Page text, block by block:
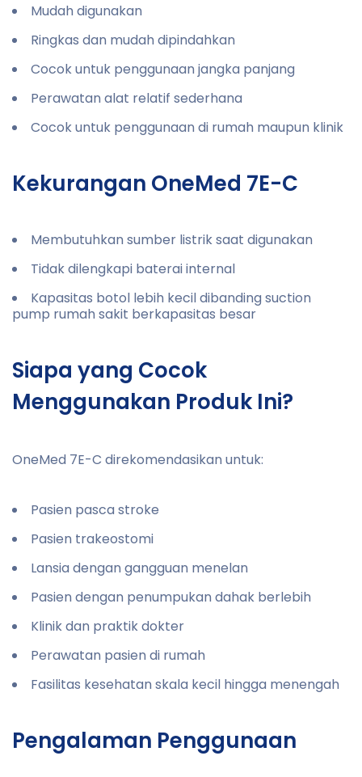
Mudah digunakan
Ringkas dan mudah dipindahkan
Cocok untuk penggunaan jangka panjang
Perawatan alat relatif sederhana
Cocok untuk penggunaan di rumah maupun klinik
Kekurangan OneMed 7E-C
Membutuhkan sumber listrik saat digunakan
Tidak dilengkapi baterai internal
Kapasitas botol lebih kecil dibanding suction
pump rumah sakit berkapasitas besar
Siapa yang Cocok
Menggunakan Produk Ini?
OneMed 7E-C direkomendasikan untuk:
Pasien pasca stroke
Pasien trakeostomi
Lansia dengan gangguan menelan
Pasien dengan penumpukan dahak berlebih
Klinik dan praktik dokter
Perawatan pasien di rumah
Fasilitas kesehatan skala kecil hingga menengah
Pengalaman Penggunaan